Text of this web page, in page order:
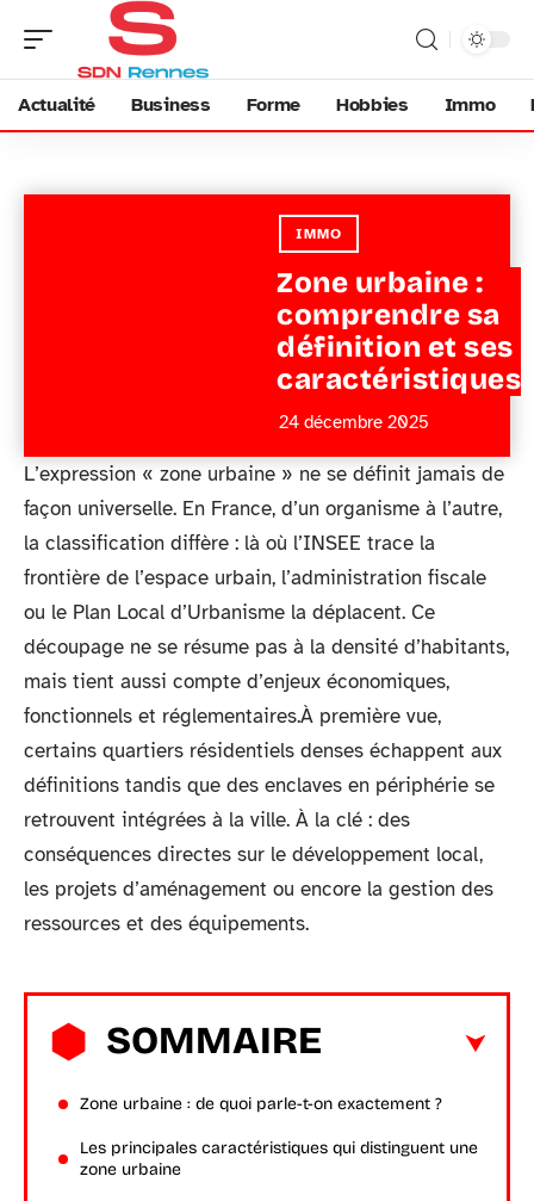
Actualité Business Forme Hobbies Immo
IMMO
Zone urbaine :
comprendre sa
définition et ses
caractéristiques
24 décembre 2025
L’expression « zone urbaine » ne se définit jamais de
façon universelle. En France, d’un organisme à l’autre,
la classification diffère : là où l’INSEE trace la
frontière de l’espace urbain, l’administration fiscale
ou le Plan Local d’Urbanisme la déplacent. Ce
découpage ne se résume pas à la densité d’habitants,
mais tient aussi compte d’enjeux économiques,
fonctionnels et réglementaires.À première vue,
certains quartiers résidentiels denses échappent aux
définitions tandis que des enclaves en périphérie se
retrouvent intégrées à la ville. À la clé : des
conséquences directes sur le développement local,
les projets d’aménagement ou encore la gestion des
ressources et des équipements.
SOMMAIRE
Zone urbaine : de quoi parle-t-on exactement ?
Les principales caractéristiques qui distinguent une
zone urbaine